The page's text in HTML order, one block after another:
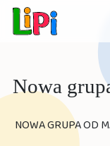
Nowa
NOWA GRUPA OD